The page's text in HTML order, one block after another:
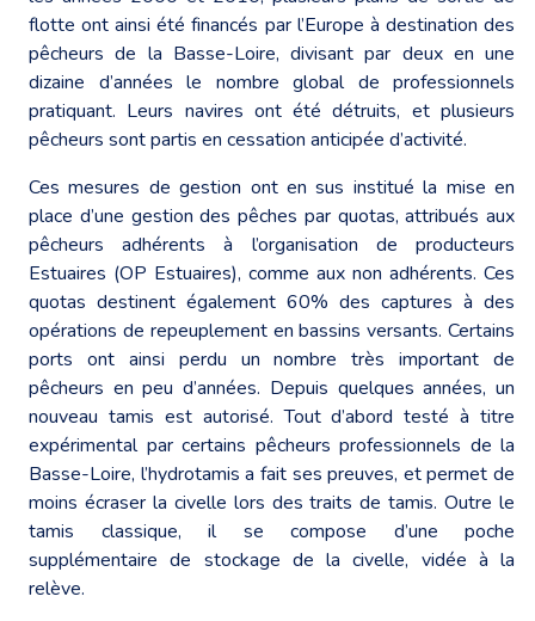
flotte ont ainsi été financés par l’Europe à destination des
pêcheurs de la Basse-Loire, divisant par deux en une
dizaine d’années le nombre global de professionnels
pratiquant. Leurs navires ont été détruits, et plusieurs
pêcheurs sont partis en cessation anticipée d’activité.
Ces mesures de gestion ont en sus institué la mise en
place d’une gestion des pêches par quotas, attribués aux
pêcheurs adhérents à l’organisation de producteurs
Estuaires (OP Estuaires), comme aux non adhérents. Ces
quotas destinent également 60% des captures à des
opérations de repeuplement en bassins versants. Certains
ports ont ainsi perdu un nombre très important de
pêcheurs en peu d’années. Depuis quelques années, un
nouveau tamis est autorisé. Tout d’abord testé à titre
expérimental par certains pêcheurs professionnels de la
Basse-Loire, l’hydrotamis a fait ses preuves, et permet de
moins écraser la civelle lors des traits de tamis. Outre le
tamis classique, il se compose d’une poche
supplémentaire de stockage de la civelle, vidée à la
relève.